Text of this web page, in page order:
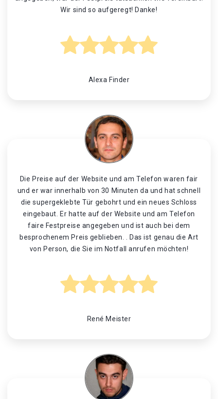
Wir sind so aufgeregt! Danke!
Alexa Finder
Die Preise auf der Website und am Telefon waren fair
und er war innerhalb von 30 Minuten da und hat schnell
die supergeklebte Tür gebohrt und ein neues Schloss
eingebaut. Er hatte auf der Website und am Telefon
faire Festpreise angegeben und ist auch bei dem
besprochenem Preis geblieben. . Das ist genau die Art
von Person, die Sie im Notfall anrufen möchten!
René Meister